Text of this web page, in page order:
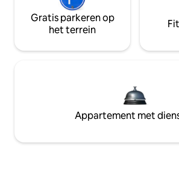
Gratis parkeren op
het terrein
Appartement met